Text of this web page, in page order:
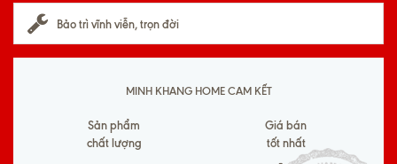
Bảo trì vĩnh viễn, trọn đời
MINH KHANG HOME CAM KẾT
Sản phẩm
chất lượng
Giá bán
tốt nhất